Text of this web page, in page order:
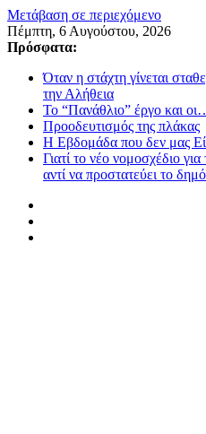
Μετάβαση σε περιεχόμενο
Πέμπτη, 6 Αυγούστου, 2026
Πρόσφατα:
Όταν η στάχτη γίνεται
την Αλήθεια
Το “Πανάθλιο” έργο και
Προοδευτισμός της πλάκας
Η Εβδομάδα που δεν μας
Γιατί το νέο νομοσχέδιο
αντί να προστατεύει το